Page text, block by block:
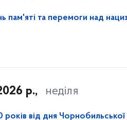
пам'яті та перемоги над
р., неділя
років від дня